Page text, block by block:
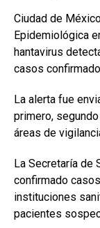
Ciudad de
Epidemiológica
hantavirus
casos
La alerta fue
primero,
áreas de
La Secretaría de
confirmado
instituciones
pacientes